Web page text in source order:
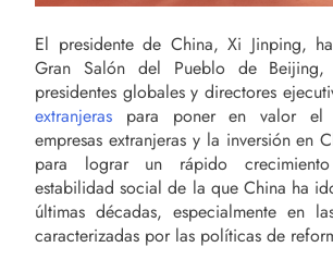
El presidente de China, Xi Jinping,
Gran Salón del Pueblo de
presidentes globales y directores
extranjeras para poner en valor el
empresas extranjeras y la inversión en
para lograr un rápido
estabilidad social de la que China ha
últimas décadas, especialmente en
caracterizadas por las políticas de